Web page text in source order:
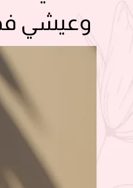
وعيشي